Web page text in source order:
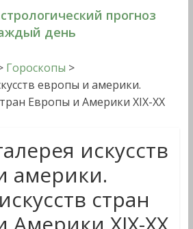
прогноз
день
Гороскопы >
европы и америки.
Европы и Америки ХIХ-ХХ
искусств
америки.
стран